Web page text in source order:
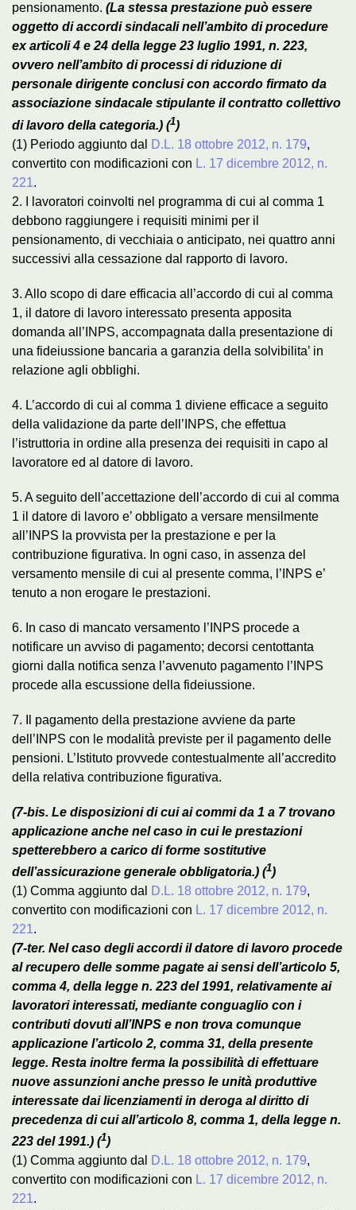
pensionamento. (La stessa prestazione può essere
oggetto di accordi sindacali nell’ambito di procedure
ex articoli 4 e 24 della legge 23 luglio 1991, n. 223,
ovvero nell’ambito di processi di riduzione di
personale dirigente conclusi con accordo firmato da
associazione sindacale stipulante il contratto collettivo
di lavoro della categoria.) (1)
(1) Periodo aggiunto dal
D.L. 18 ottobre 2012, n. 179,
convertito con modificazioni con L. 17 dicembre 2012, n.
221.
2. I lavoratori coinvolti nel programma di cui al comma 1
debbono raggiungere i requisiti minimi per il
pensionamento, di vecchiaia o anticipato, nei quattro anni
successivi alla cessazione dal rapporto di lavoro.
3. Allo scopo di dare efficacia all’accordo di cui al comma
1, il datore di lavoro interessato presenta apposita
domanda all’INPS, accompagnata dalla presentazione di
una fideiussione bancaria a garanzia della solvibilita’ in
relazione agli obblighi.
4. L’accordo di cui al comma 1 diviene efficace a seguito
della validazione da parte dell’INPS, che effettua
l’istruttoria in ordine alla presenza dei requisiti in capo al
lavoratore ed al datore di lavoro.
5. A seguito dell’accettazione dell’accordo di cui al comma
1 il datore di lavoro e’ obbligato a versare mensilmente
all’INPS la provvista per la prestazione e per la
contribuzione figurativa. In ogni caso, in assenza del
versamento mensile di cui al presente comma, l’INPS e’
tenuto a non erogare le prestazioni.
6. In caso di mancato versamento l’INPS procede a
notificare un avviso di pagamento; decorsi centottanta
giorni dalla notifica senza l’avvenuto pagamento l’INPS
procede alla escussione della fideiussione.
7. Il pagamento della prestazione avviene da parte
dell’INPS con le modalità previste per il pagamento delle
pensioni. L’Istituto provvede contestualmente all’accredito
della relativa contribuzione figurativa.
(7-bis. Le disposizioni di cui ai commi da 1 a 7 trovano
applicazione anche nel caso in cui le prestazioni
spetterebbero a carico di forme sostitutive
dell’assicurazione generale obbligatoria.) (1)
(1) Comma aggiunto dal
D.L. 18 ottobre 2012, n. 179,
convertito con modificazioni con L. 17 dicembre 2012, n.
221.
(7-ter. Nel caso degli accordi il datore di lavoro procede
al recupero delle somme pagate ai sensi dell’articolo 5,
comma 4, della legge n. 223 del 1991, relativamente ai
lavoratori interessati, mediante conguaglio con i
contributi dovuti all’INPS e non trova comunque
applicazione l’articolo 2, comma 31, della presente
legge. Resta inoltre ferma la possibilità di effettuare
nuove assunzioni anche presso le unità produttive
interessate dai licenziamenti in deroga al diritto di
precedenza di cui all’articolo 8, comma 1, della legge n.
223 del 1991.) (1)
(1) Comma aggiunto dal
D.L. 18 ottobre 2012, n. 179,
convertito con modificazioni con L. 17 dicembre 2012, n.
221.